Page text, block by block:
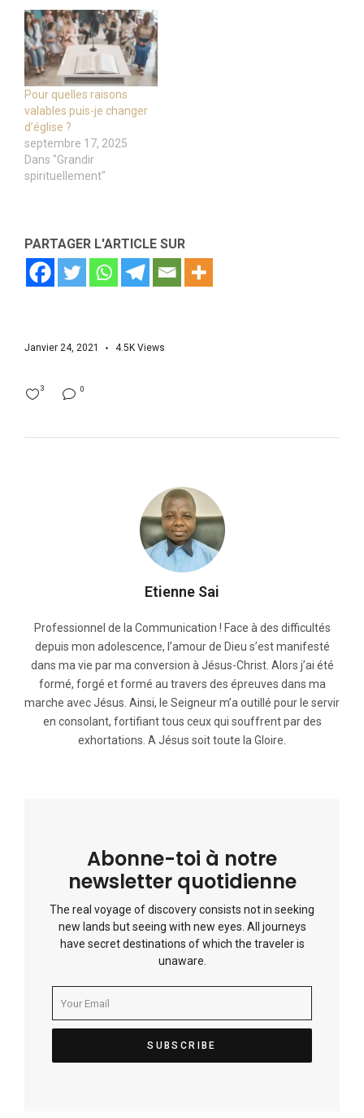
Pour quelles raisons
valables puis-je changer
d’église ?
septembre 17, 2025
Dans "Grandir
spirituellement"
PARTAGER L'ARTICLE SUR
Janvier 24, 2021 4.5K Views
0
3
Etienne Sai
Professionnel de la Communication ! Face à des difficultés
depuis mon adolescence, l’amour de Dieu s’est manifesté
dans ma vie par ma conversion à Jésus-Christ. Alors j’ai été
formé, forgé et formé au travers des épreuves dans ma
marche avec Jésus. Ainsi, le Seigneur m’a outillé pour le servir
en consolant, fortifiant tous ceux qui souffrent par des
exhortations. A Jésus soit toute la Gloire.
Abonne-toi à notre
newsletter quotidienne
The real voyage of discovery consists not in seeking
new lands but seeing with new eyes. All journeys
have secret destinations of which the traveler is
unaware.